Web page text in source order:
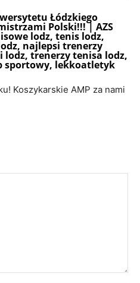
Łódzkiego
Polski!!! | AZS
lodz, tenis lodz,
najlepsi trenerzy
lodz, trenerzy tenisa lodz,
sportowy, lekkoatletyk
Koszykarskie AMP za nami